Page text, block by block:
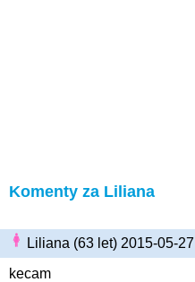
Komenty za Liliana
Liliana (63 let) 2015-05-27
kecam